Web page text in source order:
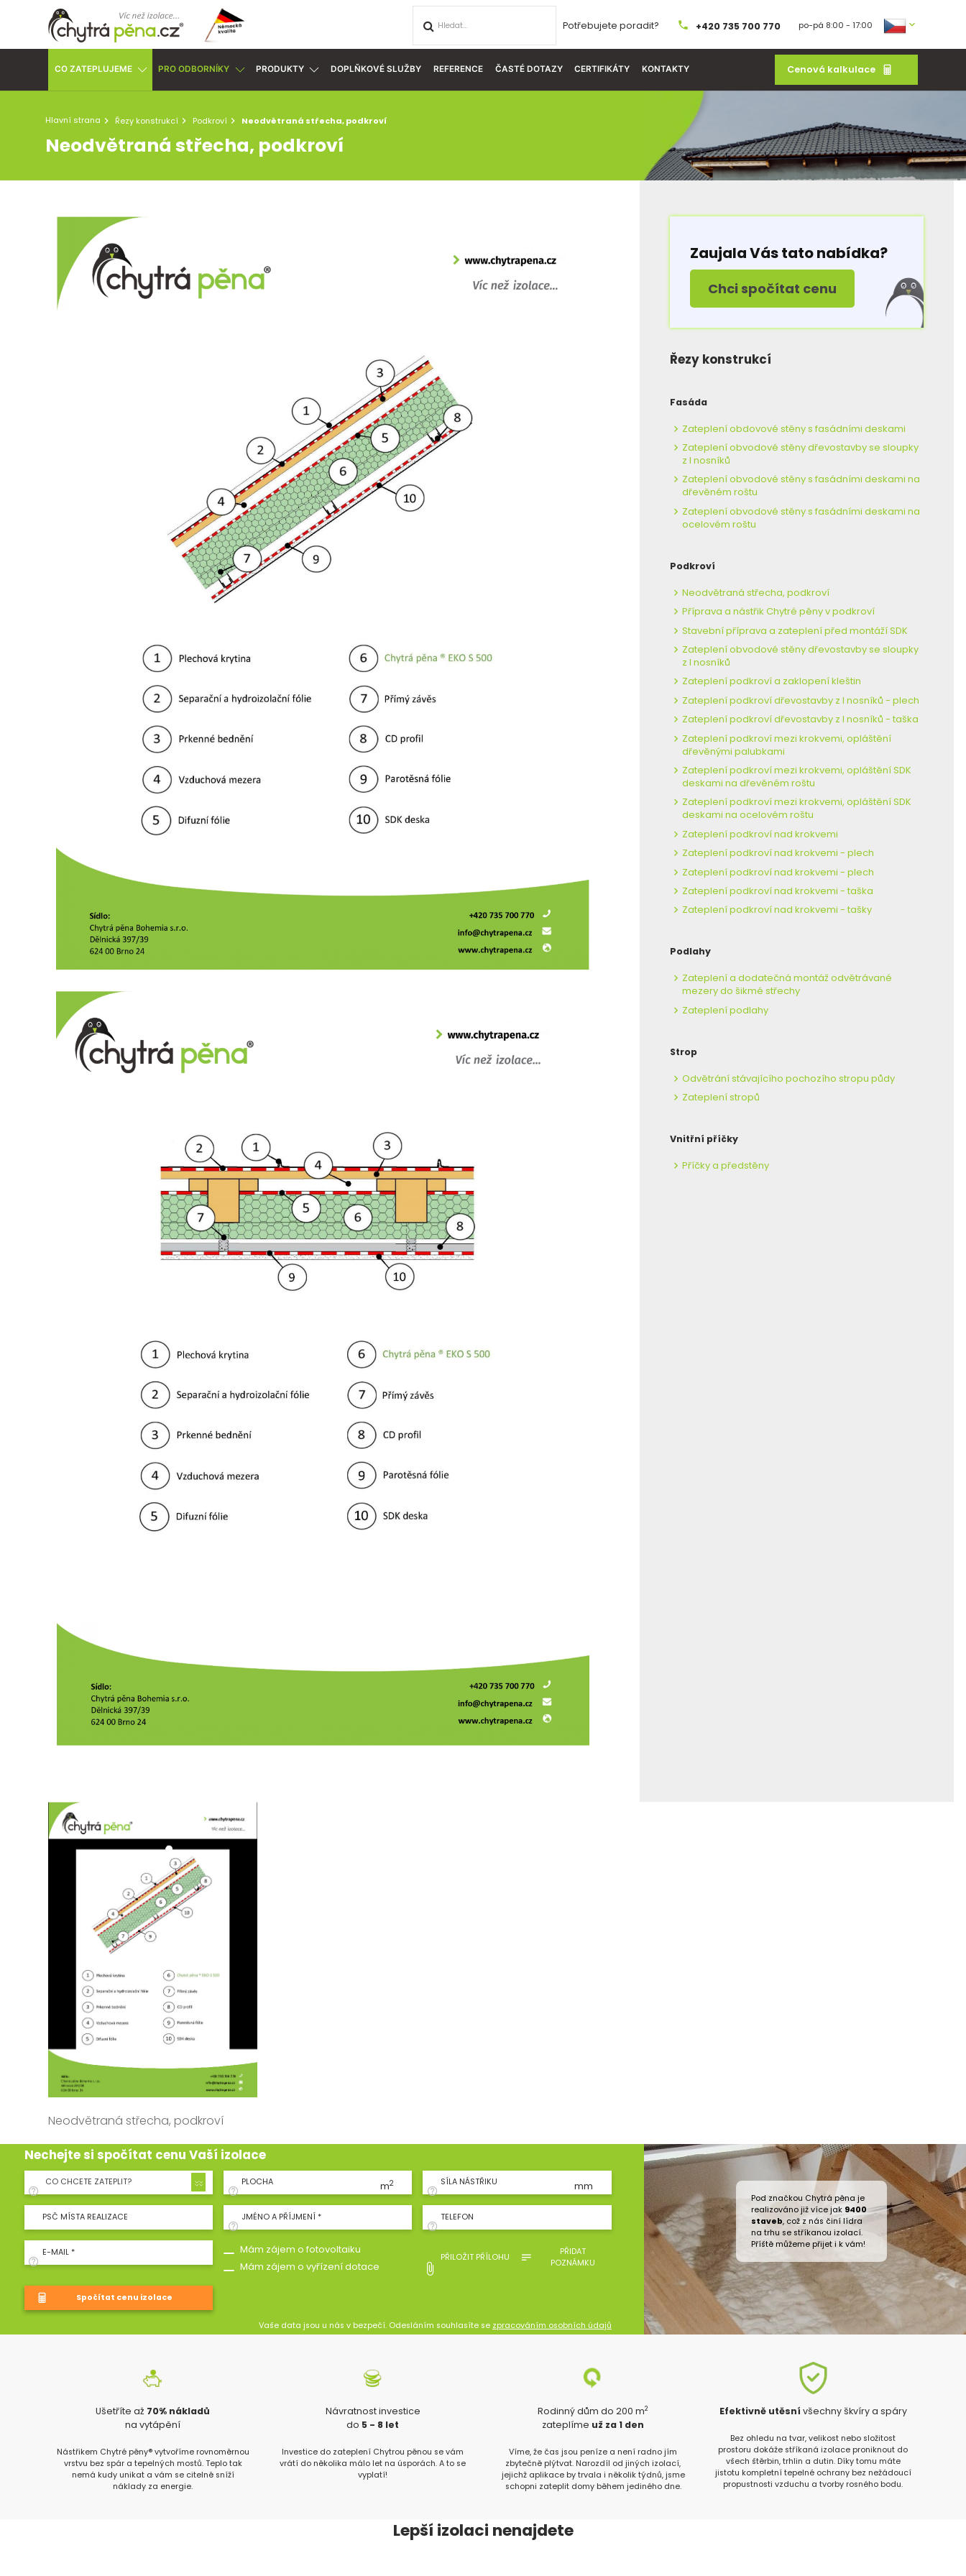
Potřebujete poradit? +420 735 700 770 po-pá 8:00 - 17:00
CO ZATEPLUJEME PRO ODBORNÍKY PRODUKTY DOPLŇKOVÉ SLUŽBY REFERENCE ČASTÉ DOTAZY CERTIFIKÁTY KONTAKTY Cenová kalkulace
Hlavní strana Řezy konstrukcí Podkroví Neodvětraná střecha, podkroví
Neodvětraná střecha, podkroví
Zaujala Vás tato nabídka?
Chci spočítat cenu
Řezy konstrukcí
Fasáda
Zateplení obdovové stěny s fasádními deskami
Zateplení obvodové stěny dřevostavby se sloupky
z I nosníků
Zateplení obvodové stěny s fasádními deskami na
dřevěném roštu
Zateplení obvodové stěny s fasádními deskami na
ocelovém roštu
Podkroví
Neodvětraná střecha, podkroví
Příprava a nástřik Chytré pěny v podkroví
Stavební příprava a zateplení před montáží SDK
Zateplení obvodové stěny dřevostavby se sloupky
z I nosníků
Zateplení podkroví a zaklopení kleštin
Zateplení podkroví dřevostavby z I nosníků - plech
Zateplení podkroví dřevostavby z I nosníků - taška
Zateplení podkroví mezi krokvemi, opláštění
dřevěnými palubkami
Zateplení podkroví mezi krokvemi, opláštění SDK
deskami na dřevěném roštu
Zateplení podkroví mezi krokvemi, opláštění SDK
deskami na ocelovém roštu
Zateplení podkroví nad krokvemi
Zateplení podkroví nad krokvemi - plech
Zateplení podkroví nad krokvemi - plech
Zateplení podkroví nad krokvemi - taška
Zateplení podkroví nad krokvemi - tašky
Podlahy
Zateplení a dodatečná montáž odvětrávané
mezery do šikmé střechy
Zateplení podlahy
Strop
Odvětrání stávajícího pochozího stropu půdy
Zateplení stropů
Vnitřní příčky
Příčky a předstěny
Neodvětraná střecha, podkroví
Nechejte si spočítat cenu Vaší izolace
CO CHCETE ZATEPLIT? PLOCHA m2 SÍLA NÁSTŘIKU mm
PSČ MÍSTA REALIZACE JMÉNO A PŘÍJMENÍ * TELEFON
E-MAIL *
Mám zájem o fotovoltaiku
Mám zájem o vyřízení dotace
PŘILOŽIT PŘÍLOHU
PŘIDAT
POZNÁMKU
Vaše data jsou u nás v bezpečí. Odesláním souhlasíte se zpracováním osobních údajů
Pod značkou Chytrá pěna je
realizováno již více jak 9400
staveb, což z nás činí lídra
na trhu se stříkanou izolací.
Příště můžeme přijet i k vám!
Ušetříte až 70% nákladů
na vytápění
Nástřikem Chytré pěny® vytvoříme rovnoměrnou
vrstvu bez spár a tepelných mostů. Teplo tak
nemá kudy unikat a vám se citelně sníží
náklady za energie.
Návratnost investice
do 5 - 8 let
Investice do zateplení Chytrou pěnou se vám
vrátí do několika málo let na úsporách. A to se
vyplatí!
Rodinný dům do 200 m2
zateplíme už za 1 den
Víme, že čas jsou peníze a není radno jím
zbytečně plýtvat. Narozdíl od jiných izolací,
jejichž aplikace by trvala i několik týdnů, jsme
schopni zateplit domy během jediného dne.
Efektivně utěsní všechny škvíry a spáry
Bez ohledu na tvar, velikost nebo složitost
prostoru dokáže stříkaná izolace proniknout do
všech štěrbin, trhlin a dutin. Díky tomu máte
jistotu kompletní tepelné ochrany bez nežádoucí
propustnosti vzduchu a tvorby rosného bodu.
Lepší izolaci nenajdete